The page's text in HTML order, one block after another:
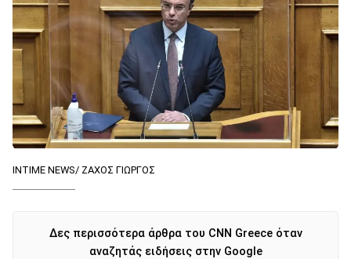
INTIME NEWS/ ΖΑΧΟΣ ΓΙΩΡΓΟΣ
Δες περισσότερα άρθρα του CNN Greece όταν
αναζητάς ειδήσεις στην Google